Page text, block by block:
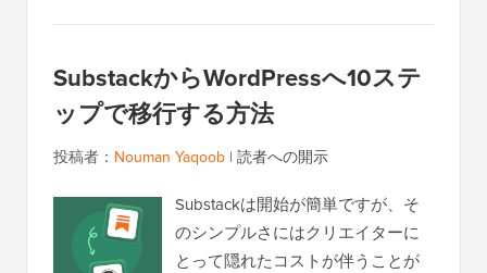
SubstackからWordPressへ10ステ
ップで移行する方法
投稿者： Nouman Yaqoob | 読者への開示
Substackは開始が簡単ですが、そ
のシンプルさにはクリエイターに
とって隠れたコストが伴うことが